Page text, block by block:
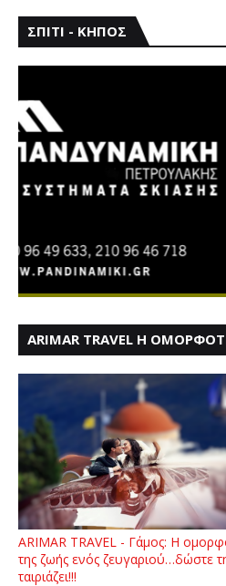
ΣΠΙΤΙ - ΚΗΠΟΣ
ARIMAR TRAVEL Η
ARIMAR TRAVEL - Γάμος: Η
της ζωής ενός ζευγαριού…δώστε
ταιριάζει!!!